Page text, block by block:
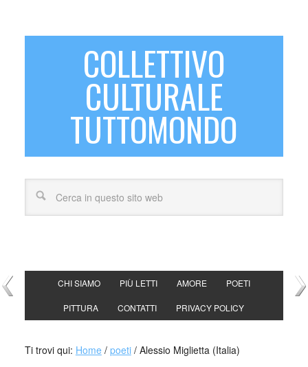
COLLETTIVO
CULTURALE
TUTTOMONDO
CHI SIAMO PIÙ LETTI AMORE POETI
PITTURA CONTATTI PRIVACY POLICY
Ti trovi qui: Home / poeti /Alessio Miglietta (Italia)